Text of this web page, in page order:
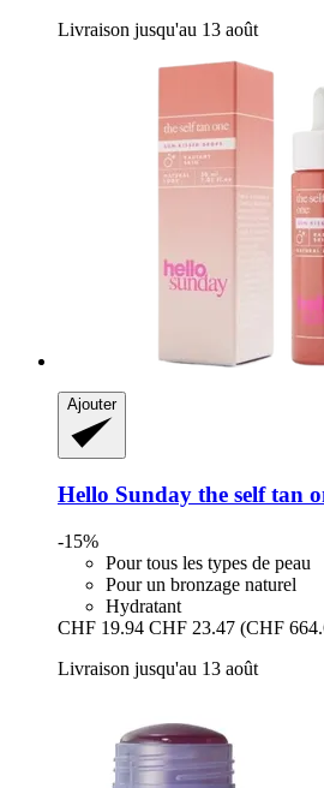
Livraison jusqu'au 13 août
Ajouter
Hello Sunday the self tan
-15%
Pour tous les types de peau
Pour un bronzage naturel
Hydratant
CHF 19.94 CHF 23.47 (CHF
Livraison jusqu'au 13 août